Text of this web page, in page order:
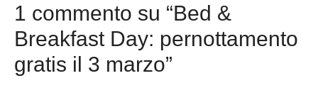
1 commento su “Bed &
Breakfast Day: pernottamento
gratis il 3 marzo”